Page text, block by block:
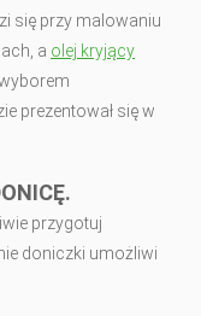
się przy malowaniu
a olej kryjący
prezentował się w
przygotuj
doniczki umożliwi